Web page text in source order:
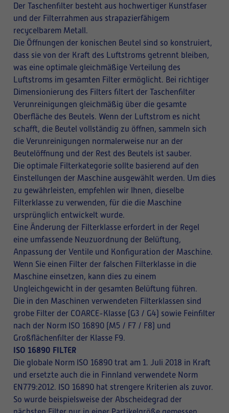
Der Taschenfilter besteht aus hochwertiger Kunstfaser
und der Filterrahmen aus strapazierfähigem
recycelbarem Metall.
Die Öffnungen der konischen Beutel sind so konstruiert,
dass sie von der Kraft des Luftstroms getrennt bleiben,
was eine optimale gleichmäßige Verteilung des
Luftstroms im gesamten Filter ermöglicht. Bei richtiger
Dimensionierung des Filters filtert der Taschenfilter
Verunreinigungen gleichmäßig über die gesamte
Oberfläche des Beutels. Wenn der Luftstrom es nicht
schafft, die Beutel vollständig zu öffnen, sammeln sich
die Verunreinigungen normalerweise nur an der
Beutelöffnung und der Rest des Beutels ist sauber.
Die optimale Filterkategorie sollte basierend auf den
Einstellungen der Maschine ausgewählt werden. Um dies
zu gewährleisten, empfehlen wir Ihnen, dieselbe
Filterklasse zu verwenden, für die die Maschine
ursprünglich entwickelt wurde.
Eine Änderung der Filterklasse erfordert in der Regel
eine umfassende Neuzuordnung der Belüftung,
Anpassung der Ventile und Konfiguration der Maschine.
Wenn Sie einen Filter der falschen Filterklasse in die
Maschine einsetzen, kann dies zu einem
Ungleichgewicht in der gesamten Belüftung führen.
Die in den Maschinen verwendeten Filterklassen sind
grobe Filter der COARCE-Klasse (G3 / G4) sowie Feinfilter
nach der Norm ISO 16890 (M5 / F7 / F8) und
Großflächenfilter der Klasse F9.
ISO 16890 FILTER
Die globale Norm ISO 16890 trat am 1. Juli 2018 in Kraft
und ersetzte auch die in Finnland verwendete Norm
EN779:2012. ISO 16890 hat strengere Kriterien als zuvor.
So wurde beispielsweise der Abscheidegrad der